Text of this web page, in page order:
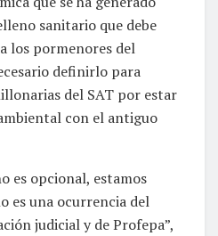
sanitario que debe
los pormenores del
definirlo para
del SAT por estar
con el antiguo
es opcional, estamos
es una ocurrencia del
judicial y de Profepa”,